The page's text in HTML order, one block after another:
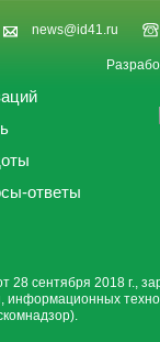
news@id41.ru
ответы
сентября 2018 г.,
информационных